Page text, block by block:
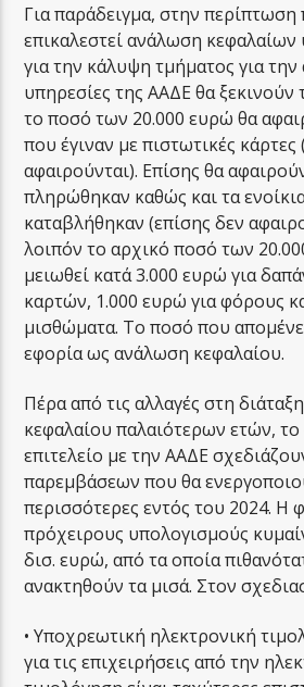
Για παράδειγμα, στην περίπτωση
επικαλεστεί ανάλωση
για την κάλυψη τμήματος για
υπηρεσίες της ΑΑΔΕ θα ξεκινούν
το ποσό των 20.000 ευρώ θα
που έγιναν με πιστωτικές
αφαιρούνται). Επίσης θα
πληρώθηκαν καθώς και τα
καταβλήθηκαν (επίσης δεν
λοιπόν το αρχικό ποσό των
μειωθεί κατά 3.000 ευρώ για
καρτών, 1.000 ευρώ για φόρους
μισθώματα. Το ποσό που
εφορία ως ανάλωση κεφαλαίου.
Πέρα από τις αλλαγές στη
κεφαλαίου παλαιότερων ετών, το
επιτελείο με την ΑΑΔΕ
παρεμβάσεων που θα
περισσότερες εντός του 2024. Η
πρόχειρους υπολογισμούς
δισ. ευρώ, από τα οποία
ανακτηθούν τα μισά. Στον
• Υποχρεωτική ηλεκτρονική
για τις επιχειρήσεις από την